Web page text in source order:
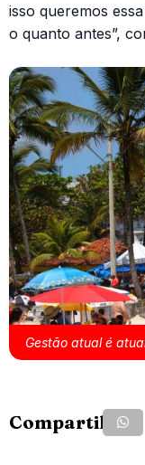
isso queremos
o quanto antes”,
Gestão atual é
Compartilhe: